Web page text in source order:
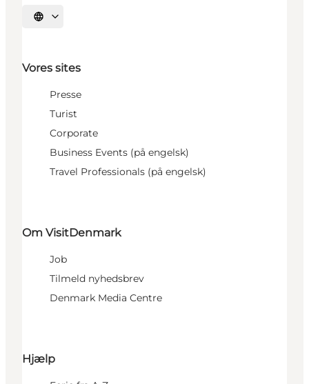
Vælg sprog
Vores sites
Presse
Turist
Corporate
Business Events (på engelsk)
Travel Professionals (på engelsk)
Om VisitDenmark
Job
Tilmeld nyhedsbrev
Denmark Media Centre
Hjælp